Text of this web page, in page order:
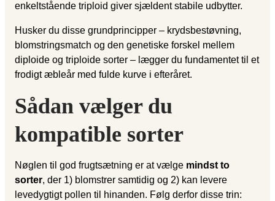
enkeltstående triploid giver sjældent stabile udbytter.
Husker du disse grundprincipper – krydsbestøvning,
blomstringsmatch og den genetiske forskel mellem
diploide og triploide sorter – lægger du fundamentet til et
frodigt æbleår med fulde kurve i efteråret.
Sådan vælger du
kompatible sorter
Nøglen til god frugtsætning er at vælge mindst to
sorter, der 1) blomstrer samtidig og 2) kan levere
levedygtigt pollen til hinanden. Følg derfor disse trin: